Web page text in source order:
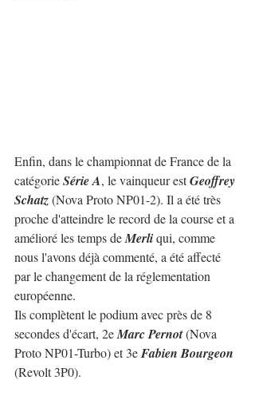
Enfin, dans le championnat de France de la
catégorie Série A, le vainqueur est Geoffrey
Schatz (Nova Proto NP01-2). Il a été très
proche d'atteindre le record de la course et a
amélioré les temps de Merli qui, comme
nous l'avons déjà commenté, a été affecté
par le changement de la réglementation
européenne.
Ils complètent le podium avec près de 8
secondes d'écart, 2e Marc Pernot (Nova
Proto NP01-Turbo) et 3e Fabien Bourgeon
(Revolt 3P0).